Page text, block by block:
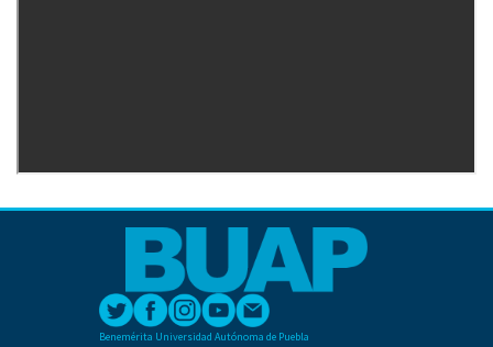
Benemérita Universidad Autónoma de Puebla